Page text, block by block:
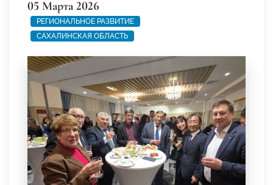
05 Марта 2026
РЕГИОНАЛЬНОЕ РАЗВИТИЕ
САХАЛИНСКАЯ ОБЛАСТЬ